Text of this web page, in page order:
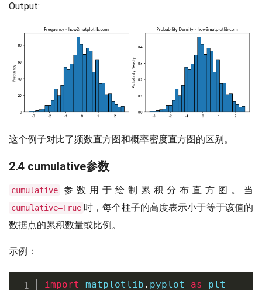
Output:
这个例子对比了频数直方图和概率密度直方图的区别。
2.4 cumulative参数
cumulative 参数用于绘制累积分布直方图。当
cumulative=True 时，每个柱子的高度表示小于等于该值的
数据点的累积数量或比例。
示例：
import matplotlib . pyplot as